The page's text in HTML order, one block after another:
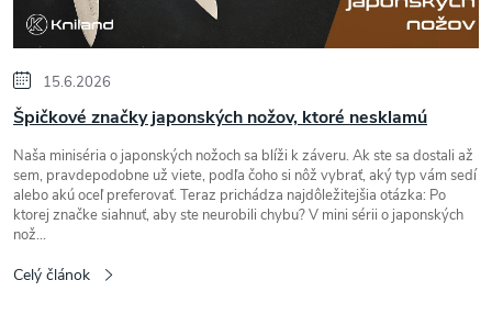
15.6.2026
Špičkové značky japonských nožov, ktoré nesklamú
Naša miniséria o japonských nožoch sa blíži k záveru. Ak ste sa dostali až
sem, pravdepodobne už viete, podľa čoho si nôž vybrať, aký typ vám sedí
alebo akú oceľ preferovať. Teraz prichádza najdôležitejšia otázka: Po
ktorej značke siahnuť, aby ste neurobili chybu? V mini sérii o japonských
nož...
Celý článok